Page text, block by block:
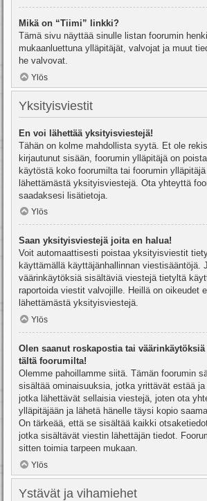
Mikä on “Tiimi” linkki?
Tämä sivu näyttää sinulle listan foorumin
mukaanluettuna ylläpitäjät, valvojat ja muut
he valvovat.
Ylös
Yksityisviestit
En voi lähettää yksityisviestejä!
Tähän on kolme mahdollista syytä. Et ole
kirjautunut sisään, foorumin ylläpitäjä on
käytöstä koko foorumilta tai foorumin
lähettämästä yksityisviestejä. Ota yhteyttä
saadaksesi lisätietoja.
Ylös
Saan yksityisviestejä joita en halua!
Voit automaattisesti poistaa yksityisviestit
käyttämällä käyttäjänhallinnan viestisääntöjä.
väärinkäytöksiä sisältäviä viestejä tietyltä
raportoida viestit valvojille. Heillä on oikeudet
lähettämästä yksityisviestejä.
Ylös
Olen saanut roskapostia tai
tältä foorumilta!
Olemme pahoillamme siitä. Tämän foorumin
sisältää ominaisuuksia, jotka yrittävät estää
jotka lähettävät sellaisia viestejä, joten ota
ylläpitäjään ja lähetä hänelle täysi kopio
On tärkeää, että se sisältää kaikki
jotka sisältävät viestin lähettäjän tiedot.
sitten toimia tarpeen mukaan.
Ylös
Ystävät ja vihamiehet